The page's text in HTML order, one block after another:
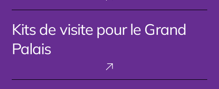
de
pour
Kits de visite pour le Grand
Palais